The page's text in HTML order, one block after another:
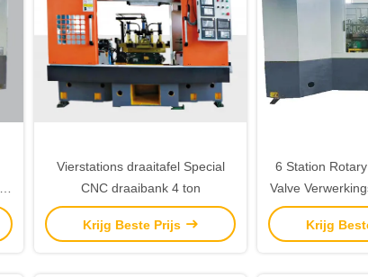
Vierstations draaitafel Special
CNC draaibank 4 ton
Krijg Beste Prijs
6 Station
Valve
Krijg